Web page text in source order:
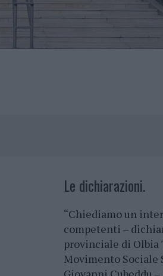
Le dichiarazioni.
“Chiediamo un
competenti –
provinciale di Olbia
Movimento Sociale